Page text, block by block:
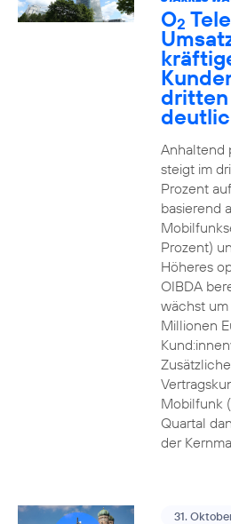
O2
dritten
Anhaltend
steigt im
Prozent
basierend
Prozent)
Höheres
OIBDA
wächst
Millionen
Mobilfunk
Quartal
der
31.